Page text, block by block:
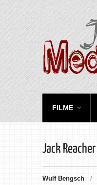
FILME
Jack Reacher
Wulf Bengsch